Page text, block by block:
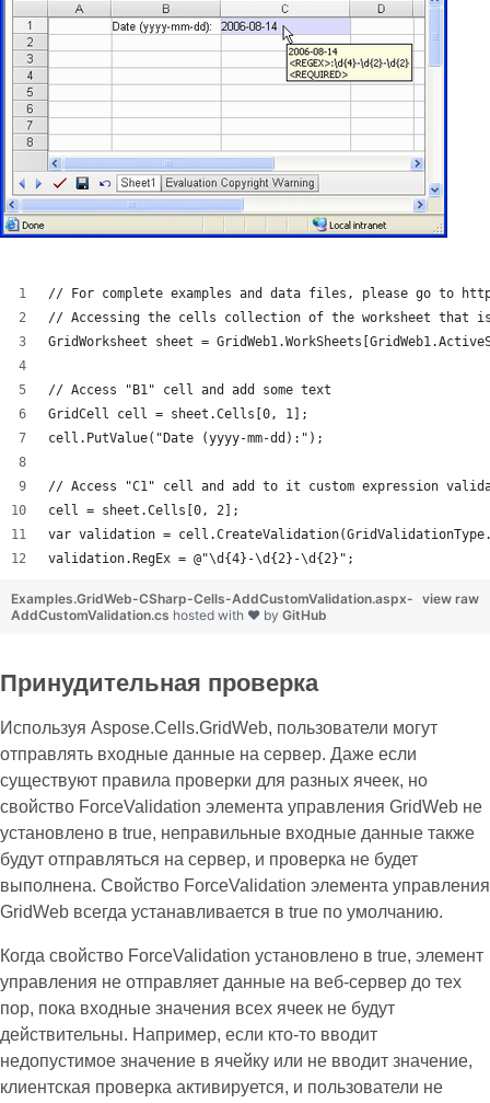
// For complete examples and data files, please go to
// Accessing the cells collection of the worksheet that
GridWorksheet sheet =
// Access "B1" cell and add some text
GridCell cell = sheet.Cells[0, 1];
cell.PutValue("Date (yyyy-mm-dd):");
// Access "C1" cell and add to it custom expression
cell = sheet.Cells[0, 2];
var validation =
validation.RegEx = @"\d{4}-\d{2}-\d{2}";
view raw
Examples.GridWeb-CSharp-Cells-AddCustomValidation.aspx-
AddCustomValidation.cs hosted with ❤ by GitHub
Принудительная проверка
Используя Aspose.Cells.GridWeb, пользователи могут
отправлять входные данные на сервер. Даже если
существуют правила проверки для разных ячеек, но
свойство ForceValidation элемента управления GridWeb не
установлено в true, неправильные входные данные также
будут отправляться на сервер, и проверка не будет
выполнена. Свойство ForceValidation элемента управления
GridWeb всегда устанавливается в true по умолчанию.
Когда свойство ForceValidation установлено в true, элемент
управления не отправляет данные на веб-сервер до тех
пор, пока входные значения всех ячеек не будут
действительны. Например, если кто-то вводит
недопустимое значение в ячейку или не вводит значение,
клиентская проверка активируется, и пользователи не